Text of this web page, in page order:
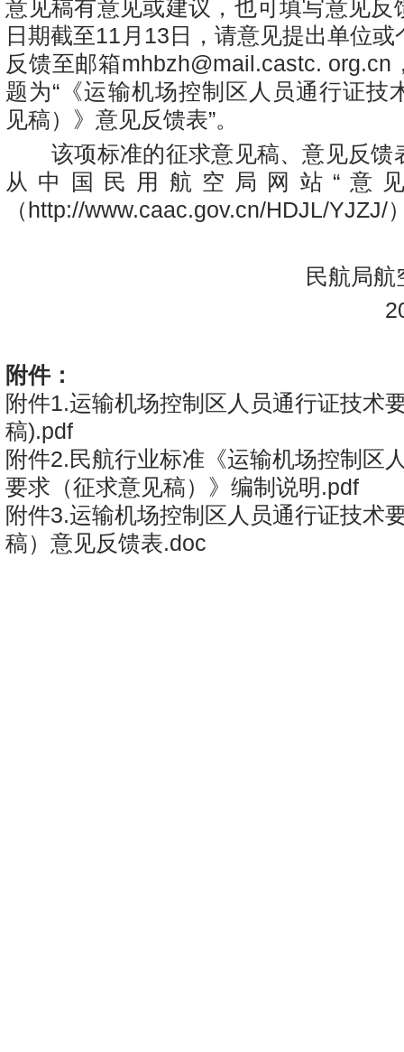
意见稿有意见或建议，也可填写意见反
日期截至11月13日，请意见提出单位
反馈至邮箱mhbzh@mail.castc. org.cn
题为“《运输机场控制区人员通行证技
见稿）》意见反馈表”。
该项标准的征求意见稿、意见反馈
从中国民用航空局网站“意
（http://www.caac.gov.cn/HDJL/YJZJ/
民航局航
附件：
附件1.运输机场控制区人员通行证技术
稿).pdf
附件2.民航行业标准《运输机场控制区
要求（征求意见稿）》编制说明.pdf
附件3.运输机场控制区人员通行证技术
稿）意见反馈表.doc